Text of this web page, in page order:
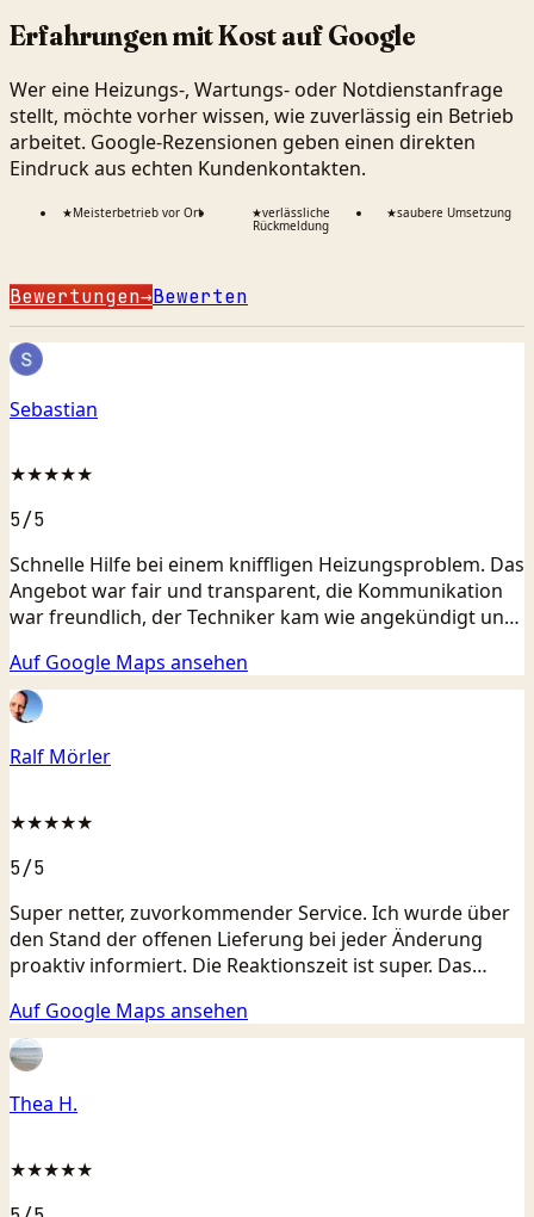
Erfahrungen mit Kost auf Google
Wer eine Heizungs-, Wartungs- oder Notdienstanfrage
stellt, möchte vorher wissen, wie zuverlässig ein Betrieb
arbeitet. Google-Rezensionen geben einen direkten
Eindruck aus echten Kundenkontakten.
★Meisterbetrieb vor Ort ★verlässliche
Rückmeldung
★saubere Umsetzung
Bewertungen→Bewerten
Sebastian
★★★★★
5/5
Schnelle Hilfe bei einem kniffligen Heizungsproblem. Das
Angebot war fair und transparent, die Kommunikation
war freundlich, der Techniker kam wie angekündigt und
Auf Google Maps ansehen
Ralf Mörler
★★★★★
5/5
Super netter, zuvorkommender Service. Ich wurde über
den Stand der offenen Lieferung bei jeder Änderung
proaktiv informiert. Die Reaktionszeit ist super. Das
Kommunikation sowie Dokumentation schnell und
effizient möglich. Die Monteure waren freundlich,
nahmen sich Zeit und machten eine ordentliche Arbeit.
Auch wenn zu Themen kein Auftrag zustande kam
wurde ich gut betreut und beraten.
Auf Google Maps ansehen
Thea H.
★★★★★